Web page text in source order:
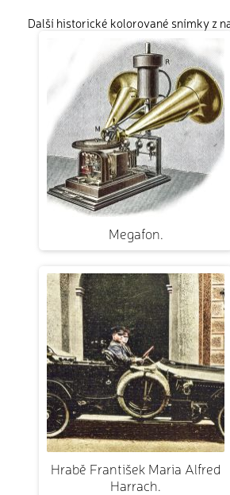
Další historické kolorované snímky z
Megafon.
Hrabě František Maria Alfred
Harrach.